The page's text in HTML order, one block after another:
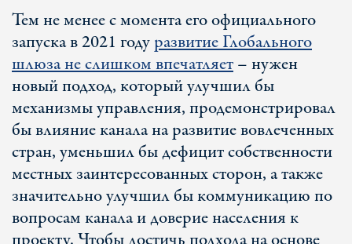
Тем не менее с момента его официального
запуска в 2021 годуразвитие Глобального
шлюза не слишком впечатляет– нужен
новый подход, который улучшил бы
механизмы управления, продемонстрировал
бы влияние канала на развитие вовлеченных
стран, уменьшил бы дефицит собственности
местных заинтересованных сторон, а также
значительно улучшил бы коммуникацию по
вопросам канала и доверие населения к